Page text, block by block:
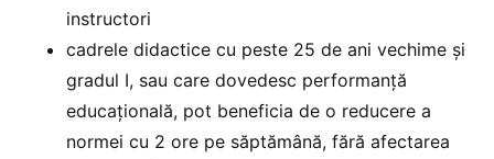
instructori
cadrele didactice cu peste 25 de ani vechime și
gradul I, sau care dovedesc performanță
educațională, pot beneficia de o reducere a
normei cu 2 ore pe săptămână, fără afectarea